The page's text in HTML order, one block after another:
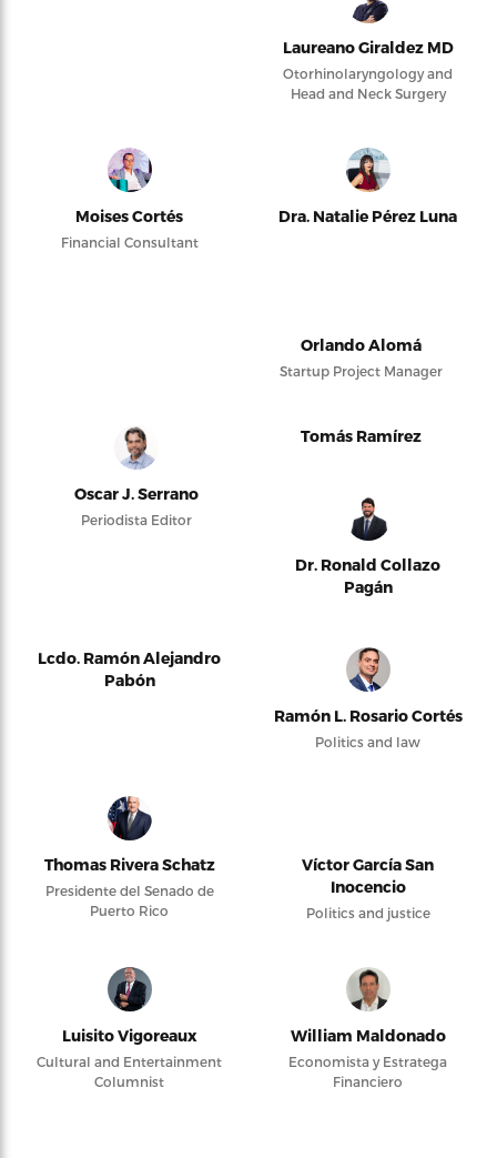
Laureano Giraldez MD
Otorhinolaryngology and
Head and Neck Surgery
Moises Cortés
Financial Consultant
Dra. Natalie Pérez Luna
Orlando Alomá
Startup Project Manager
Oscar J. Serrano
Periodista Editor
Tomás Ramírez
Dr. Ronald Collazo
Pagán
Lcdo. Ramón Alejandro
Pabón
Ramón L. Rosario Cortés
Politics and law
Thomas Rivera Schatz
Presidente del Senado de
Puerto Rico
Víctor García San
Inocencio
Politics and justice
Luisito Vigoreaux
Cultural and Entertainment
Columnist
William Maldonado
Economista y Estratega
Financiero